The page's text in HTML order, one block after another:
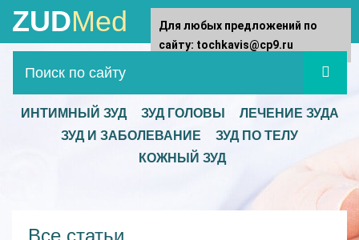
ZUDMed
ИНТИМНЫЙ ЗУД ЗУД ГОЛОВЫ
ЛЕЧЕНИЕ ЗУДА
ЗУД И ЗАБОЛЕВАНИЕ
ЗУД ПО ТЕЛУ
КОЖНЫЙ ЗУД
Все статьи
Для любых предложений по
сайту: tochkavis@cp9.ru